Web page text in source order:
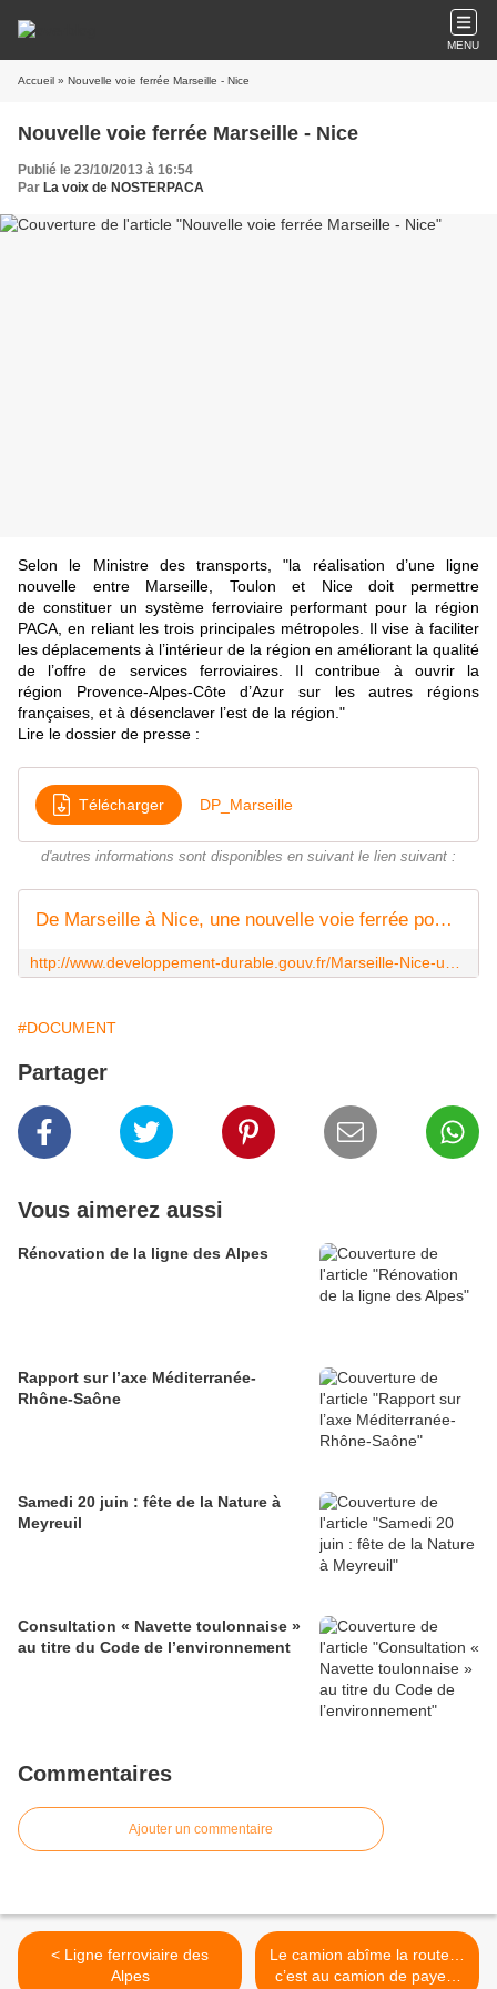
MENU
Accueil » Nouvelle voie ferrée Marseille - Nice
Nouvelle voie ferrée Marseille - Nice
Publié le 23/10/2013 à 16:54
Par La voix de NOSTERPACA
Selon le Ministre des transports, "la réalisation d’une ligne
nouvelle entre Marseille, Toulon et Nice doit permettre
de constituer un système ferroviaire performant pour la région
PACA, en reliant les trois principales métropoles. Il vise à faciliter
les déplacements à l’intérieur de la région en améliorant la qualité
de l’offre de services ferroviaires. Il contribue à ouvrir la
région Provence-Alpes-Côte d’Azur sur les autres régions
françaises, et à désenclaver l’est de la région."
Lire le dossier de presse :
Télécharger DP_Marseille
d'autres informations sont disponibles en suivant le lien suivant :
De Marseille à Nice, une nouvelle voie ferrée pour plus de confort et de rapidité - Ministère du Développement durable
#DOCUMENT
Partager
Vous aimerez aussi
Rénovation de la ligne des Alpes
Rapport sur l’axe Méditerranée-
Rhône-Saône
Samedi 20 juin : fête de la Nature à
Meyreuil
Consultation « Navette toulonnaise »
au titre du Code de l’environnement
Commentaires
Ajouter un commentaire
< Ligne ferroviaire des
Alpes
Le camion abîme la route…
c’est au camion de payer !